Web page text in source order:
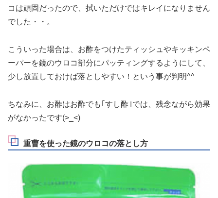
コは頑固だったので、拭いただけではキレイになりません
でした・・。
こういった場合は、 お酢をつけたティッシュやキッキンペ
ーパーを鏡のウロコ部分にパッティングするようにして、
少し放置しておけば落としやすい！ という事が判明^^
ちなみに、お酢はお酢でも｢すし酢｣では、残念ながら効果
がなかったです(>_<)
重曹を使った鏡のウロコの落とし方